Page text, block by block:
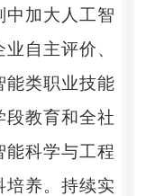
中加大人工智
自主评价、
能类职业技能
段教育和全社
能科学与工程
培养。持续实